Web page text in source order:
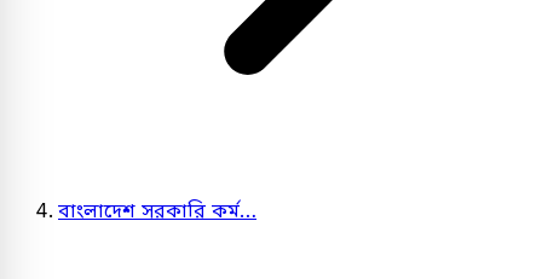
বাংলাদেশ সরকারি কর্ম…